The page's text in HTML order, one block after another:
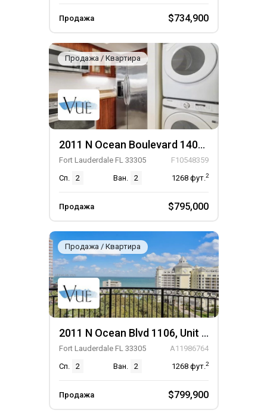
Продажа $734,900
Продажа / Квартира
2011 N Ocean Boulevard 1406N, Unit 1406N
Fort Lauderdale FL 33305
F10548359
Сп.
2 Ван. 2 1268 фут.2
Продажа $795,000
Продажа / Квартира
2011 N Ocean Blvd 1106, Unit 1106
Fort Lauderdale FL 33305
A11986764
Сп.
2 Ван. 2 1268 фут.2
Продажа $799,900